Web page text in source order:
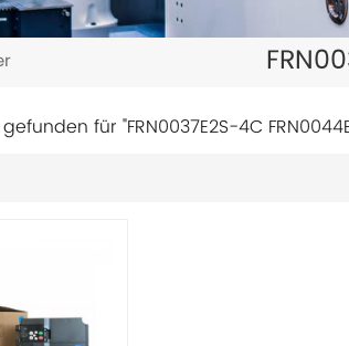
für "FRN0037E2S-4C